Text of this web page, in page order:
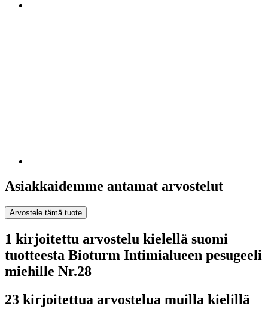
Asiakkaidemme antamat arvostelut
Arvostele tämä tuote
1 kirjoitettu arvostelu kielellä suomi
tuotteesta Bioturm Intimialueen pesugeeli
miehille Nr.28
23 kirjoitettua arvostelua muilla kielillä